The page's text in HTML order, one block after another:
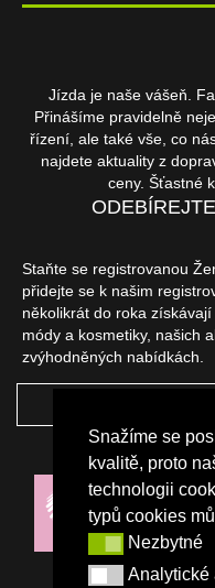
Snažíme se
kvalitě, proto
technologii
typů cookies
NezbytnéNezbytné
Analytické a
Analytické
Jízda je naše vášeň.
Přinášíme pravidelně
řízení, ale také vše, co
najdete aktuality z
ceny. Šťastné
Staňte se registrovanou
přidejte se k našim
několikrát do roka
módy a kosmetiky, našich
zvýhodněných nabídkách.